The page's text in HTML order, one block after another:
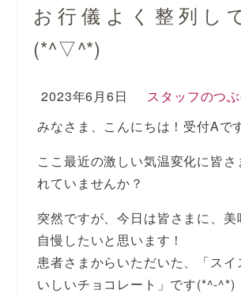
お行儀よく整列し
(*^▽^*)
2023年6月6日
スタッフのつ
みなさま、こんにちは！受付Aです
ここ最近の激しい気温変化に皆さ
れていませんか？
突然ですが、今日は皆さまに、美
自慢したいと思います！
患者さまからいただいた、「スイ
いしいチョコレート」です(*^-^*)